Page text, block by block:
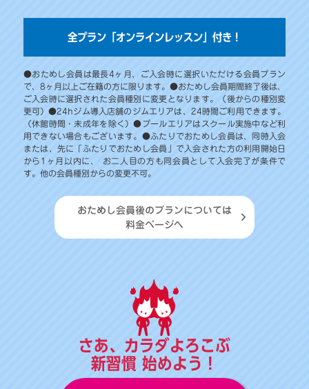
全プラン「オンラインレッスン」付き！
●おためし会員は最長4ヶ月、ご入会時に選択いただける会員プラン
で、8ヶ月以上ご在籍の方に限ります。●おためし会員期間終了後は、
ご入会時に選択された会員種別に変更となります。（後からの種別変
更可）●24hジム導入店舗のジムエリアは、24時間ご利用できます。
（休館時間・未成年を除く）●プールエリアはスクール実施中など利
用できない場合もございます。●ふたりでおためし会員は、同時入会
または、先に「ふたりでおためし会員」で入会された方の利用開始日
から1ヶ月以内に、 お二人目の方も同会員として入会完了が条件で
す。他の会員種別からの変更不可。
おためし会員後のプランについては
料金ページへ
さあ、カラダよろこぶ
新習慣 始めよう！